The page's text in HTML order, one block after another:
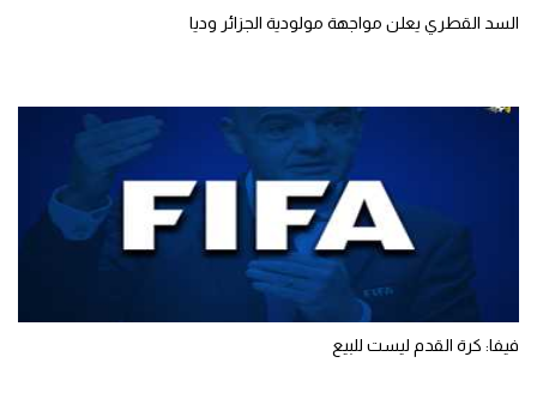
السد القطري يعلن مواجهة مولودية الجزائر وديا
فيفا: كرة القدم ليست للبيع